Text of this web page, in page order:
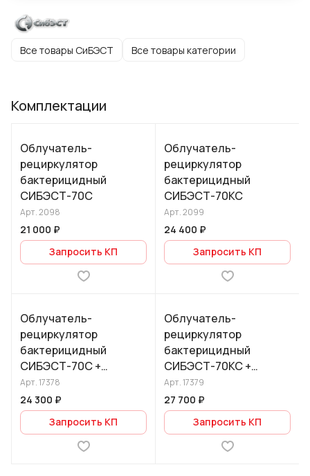
Все товары СиБЭСТ Все товары категории
Комплектации
Облучатель-
рециркулятор
бактерицидный
СИБЭСТ-70С
Арт.2098
21 000 ₽
Запросить КП
Облучатель-
рециркулятор
бактерицидный
СИБЭСТ-70КС
Арт.2099
24 400 ₽
Запросить КП
Облучатель-
рециркулятор
бактерицидный
СИБЭСТ-70С +
передвижная
платформа
Арт.17378
24 300 ₽
Запросить КП
Облучатель-
рециркулятор
бактерицидный
СИБЭСТ-70КС +
передвижная
платформа
Арт.17379
27 700 ₽
Запросить КП